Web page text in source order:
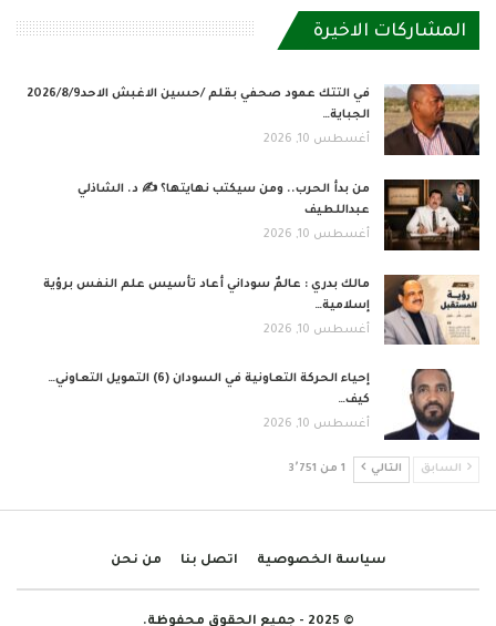
المشاركات الاخيرة
في التتك عمود صحفي بقلم /حسين الاغبش الاحد2026/8/9
الجباية…
أغسطس 10, 2026
من بدأ الحرب.. ومن سيكتب نهايتها؟ ✍️ د. الشاذلي
عبداللطيف
أغسطس 10, 2026
مالك بدري : عالمٌ سوداني أعاد تأسيس علم النفس برؤية
إسلامية…
أغسطس 10, 2026
إحياء الحركة التعاونية في السودان (6) التمويل التعاوني…
كيف…
أغسطس 10, 2026
السابق التالي 1 من 3٬751
سياسة الخصوصية اتصل بنا من نحن
© 2025 - جميع الحقوق محفوظة.